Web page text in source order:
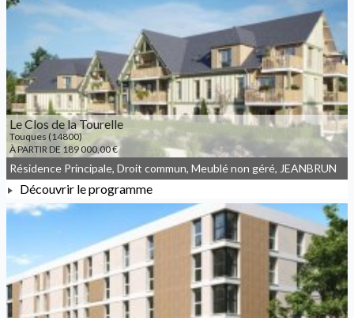
À PARTIR DE 168 000,00 €
Le Clos de la Tourelle
Touques (14800)
À PARTIR DE 189 000,00 €
À PARTIR DE 189 000,00 €
Résidence Principale, Droit commun, Meublé non géré, JEANBRUN
Découvrir le programme